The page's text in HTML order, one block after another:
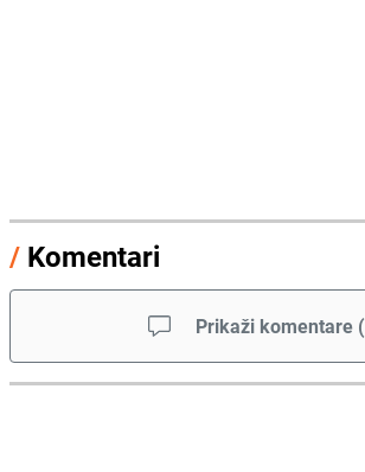
/ Komentari
Prikaži komentare (